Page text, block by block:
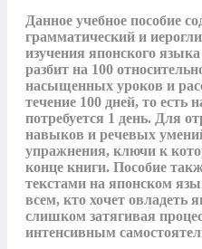
Данное учебное пособие
грамматический и
изучения японского
разбит на 100
насыщенных уроков и
течение 100 дней, то есть
потребуется 1 день. Для
навыков и речевых
упражнения, ключи к
конце книги. Пособие
текстами на японском
всем, кто хочет овладеть
слишком затягивая
интенсивным